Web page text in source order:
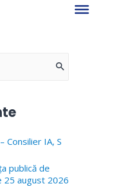
Consilier IA, S
publică de
25 august 2026